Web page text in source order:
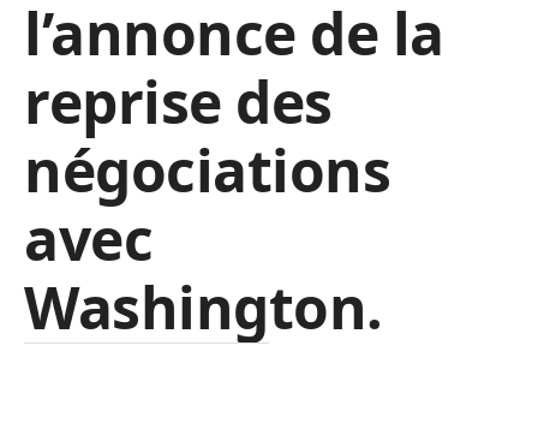
l’annonce de la
reprise des
négociations
avec
Washington.